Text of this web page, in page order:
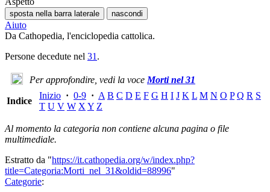
sposta nella barra laterale nascondi
Aiuto
Da Cathopedia, l'enciclopedia cattolica.
Persone decedute nel 31.
Per approfondire, vedi la voceMorti nel 31
Indice
Inizio · 0-9 · A B C D E F G H I J K L M N O P Q R S
T U V W XY Z
Al momento la categoria non contiene alcuna pagina o file
multimediale.
Estratto da "https://it.cathopedia.org/w/index.php?
title=Categoria:Morti_nel_31&oldid=88996"
Categorie: